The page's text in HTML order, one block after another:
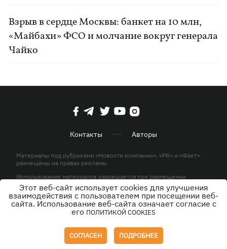
Взрыв в сердце Москвы: банкет на 10 млн,
«Майбахи» ФСО и молчание вокруг генерала
Чайко
Контакты Авторы
Материалы под рубриками «Новости компании», «PR» и «Факт»
размещены на правах рекламы
Использование материалов разрешается при размещении
активной гиперссылки на KP.UA в первом абзаце.
© ООО «ЮЛАВ МЕДИА»,2026. Все права защищены.
Этот веб-сайт использует cookies для улучшения
взаимодействия с пользователем при посещении веб-
сайта. Использование веб-сайта означает согласие с
его ПОЛИТИКОЙ COOKIES
СОГЛАСЕН ПОДРОБНЕЕ